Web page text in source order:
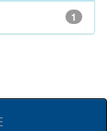
1